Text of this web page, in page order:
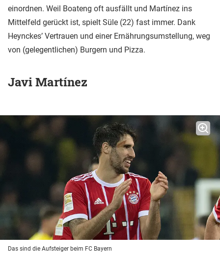
einordnen. Weil Boateng oft ausfällt und Martínez ins
Mittelfeld gerückt ist, spielt Süle (22) fast immer. Dank
Heynckes’ Vertrauen und einer Ernährungsumstellung, weg
von (gelegentlichen) Burgern und Pizza.
Javi Martínez
Das sind die Aufsteiger beim FC Bayern